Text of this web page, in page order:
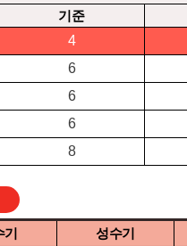
기준
4
6
6
6
8